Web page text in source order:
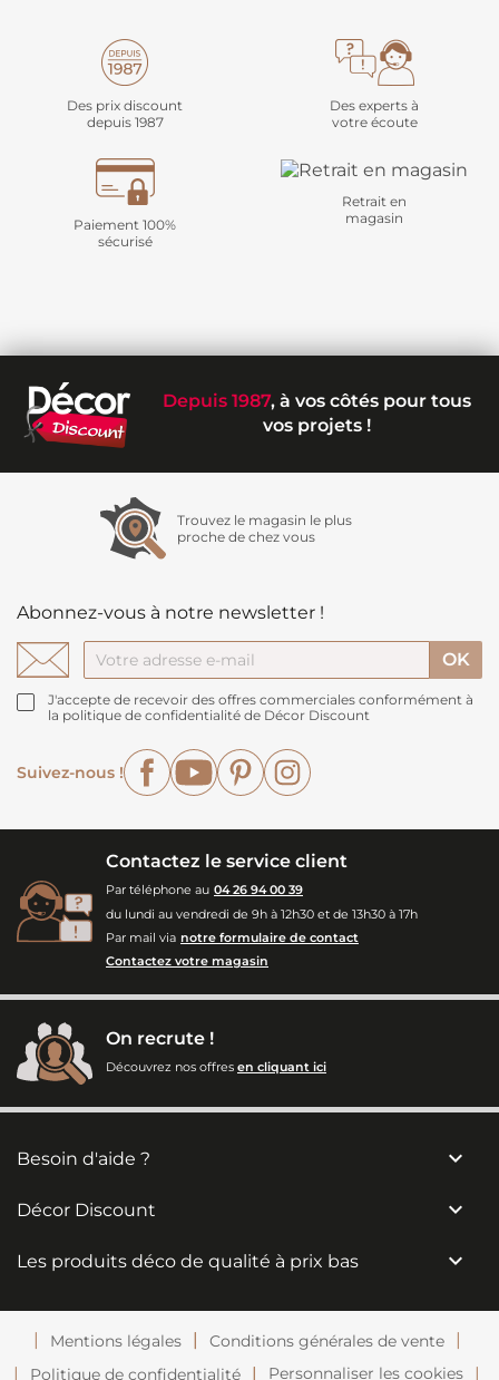
Des prix discount
depuis 1987
Des experts à
votre écoute
Paiement 100%
sécurisé
Retrait en
magasin
Depuis 1987, à vos côtés pour tous
vos projets !
Trouvez le magasin le plus
proche de chez vous
Abonnez-vous à notre newsletter !
J'accepte de recevoir des offres commerciales conformément à
la politique de confidentialité de Décor Discount
Suivez-nous !
FacebookYouTubePinterest
Contactez le service client
Par téléphone au 04 26 94 00 39
du lundi au vendredi de 9h à 12h30 et de 13h30 à 17h
Par mail via notre formulaire de contact
Contactez votre magasin
On recrute !
Découvrez nos offres en cliquant ici
Besoin d'aide ? 
Décor Discount 
Les produits déco de qualité à prix bas 
Mentions légales
Conditions générales de vente
Politique de confidentialité
Personnaliser les cookies